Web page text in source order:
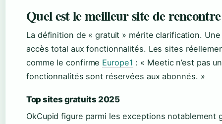
Quel est le meilleur site de
La définition de « gratuit » mérite clarification.
accès total aux fonctionnalités. Les sites
comme le confirme Europe1 : « Meetic n’est pas
fonctionnalités sont réservées aux abonnés. »
Top sites gratuits 2025
OkCupid figure parmi les exceptions notablement